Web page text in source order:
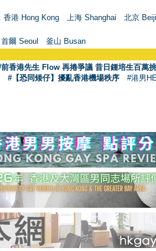
香港 Hong Kong 上海 Shanghai
北京
首爾 Seoul 釜山 Busan
前香港先生 Flow 再捲爭議 昔日鍾培生百萬
#【恐同矮仔】擾亂香港機場秩序 #港男